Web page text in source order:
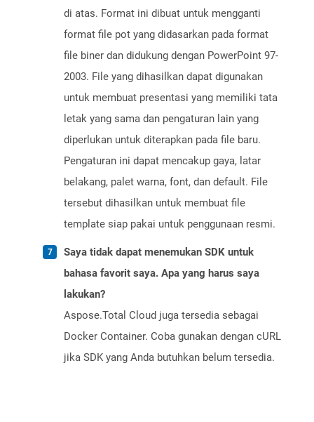
di atas. Format ini dibuat untuk mengganti
format file pot yang didasarkan pada format
file biner dan didukung dengan PowerPoint 97-
2003. File yang dihasilkan dapat digunakan
untuk membuat presentasi yang memiliki tata
letak yang sama dan pengaturan lain yang
diperlukan untuk diterapkan pada file baru.
Pengaturan ini dapat mencakup gaya, latar
belakang, palet warna, font, dan default. File
tersebut dihasilkan untuk membuat file
template siap pakai untuk penggunaan resmi.
Saya tidak dapat menemukan SDK untuk
bahasa favorit saya. Apa yang harus saya
lakukan?
Aspose.Total Cloud juga tersedia sebagai
Docker Container. Coba gunakan dengan cURL
jika SDK yang Anda butuhkan belum tersedia.